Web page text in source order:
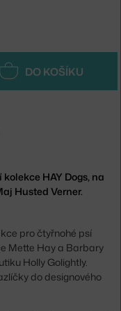
DO KOŠÍKU
HAY Dogs, na
Husted Verner.
pro čtyřnohé psí
Mette Hay a Barbary
Holly Golightly.
do designového